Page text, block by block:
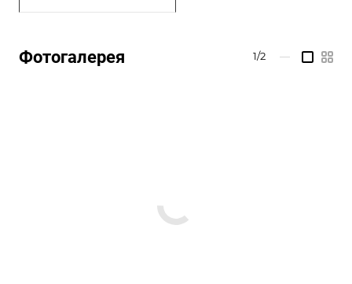
Фотогалерея 1/2 —